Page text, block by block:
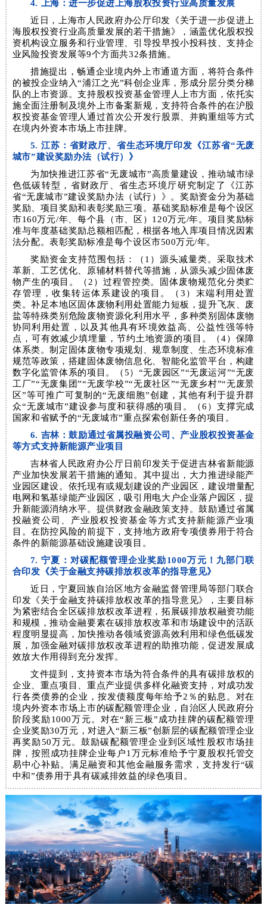
4. 上海：进一步促进上海股权投资行业高质量发展
近日，上海市人民政府办公厅印发《关于进一步促进上
海股权投资行业高质量发展的若干措施》，涵盖优化股权投
资机构设立服务和行业管理、引导投早投小投科技、支持企
业风险投资发展等9个方面共32条措施。
措施提出，畅通企业境内外上市通道方面，将符合条件
的被投企业纳入“浦江之光”科创企业库，形成分层分类分梯
队的上市资源。支持股权投资基金管理人上市方面，依托实
施全面注册制及境外上市备案新规，支持符合条件的在沪股
权投资基金管理人通过首次公开发行股票、并购重组等方式
在境内外资本市场上市挂牌。
5. 江苏：省财政厅、省生态环境厅印发《江苏省“无废
城市”建设奖励办法（试行）》
为加快推进江苏省“无废城市”高质量建设，推动城市绿
色低碳转型，省财政厅、省生态环境厅研究制定了《江苏
省“无废城市”建设奖励办法（试行）》。奖励资金分为基础
奖励、项目奖励和表彰奖励三项。基础奖励标准是每个设区
市160万元/年、每个县（市、区）120万元/年。项目奖励标
准与年度基础奖励总额相匹配，根据各地入库项目情况因素
法分配。表彰奖励标准是每个设区市500万元/年。
奖励资金支持范围包括：（1）源头减量类。采取技术
革新、工艺优化、原辅材料替代等措施，从源头减少固体废
物产生的项目。（2）过程管控类。固体废物规范化分类贮
存管理，收集转运体系建设的项目。（3）末端利用处置
类。补足本地区固体废物利用处置能力短板，提升飞灰、废
盐等特殊类别危险废物资源化利用水平，多种类别固体废物
协同利用处置，以及其他具有环境效益高、公益性强等特
点，可有效减少填埋量，节约土地资源的项目。（4）保障
体系类。制定固体废物专项规划、规章制度、生态环境标准
规范等政策，搭建固体废物信息化、智能化监管平台，构建
数字化监管体系的项目。（5）“无废园区”“无废运河”“无废
工厂”“无废集团”“无废学校”“无废社区”“无废乡村”“无废景
区”等可推广可复制的“无废细胞”创建，其他有利于提升群
众“无废城市”建设参与度和获得感的项目。（6）支撑完成
国家和省赋予的“无废城市”重点探索创新任务的项目。
6. 吉林：鼓励通过省属投融资公司、产业股权投资基金
等方式支持新能源产业项目
吉林省人民政府办公厅日前印发关于促进吉林省新能源
产业加快发展若干措施的通知。其中提出，大力推进绿能产
业园区建设。依托现有或规划建设的产业园区，建设增量配
电网和氢基绿能产业园区，吸引用电大户企业落户园区，提
升新能源消纳水平。提供财政金融政策支持。鼓励通过省属
投融资公司、产业股权投资基金等方式支持新能源产业项
目。在防控风险的前提下，支持地方政府专项债券用于符合
条件的新能源基础设施建设项目。
7. 宁夏：对碳配额管理企业奖励1000万元！九部门联
合印发《关于金融支持碳排放权改革的指导意见》
近日，宁夏回族自治区地方金融监督管理局等部门联合
印发《关于金融支持碳排放权改革的指导意见》，主要目标
为紧密结合全区碳排放权改革进程，拓展碳排放权融资功能
和规模，推动金融要素在碳排放权改革和市场建设中的活跃
程度明显提高，加快推动各领域资源高效利用和绿色低碳发
展，加强金融对碳排放权改革进程的助推功能，促进发展成
效放大作用得到充分发挥。
文件提到，支持资本市场为符合条件的具有碳排放权的
企业、重点项目、重点产业提供多样化融资支持，对成功发
行各类债券的企业，按发债额度每年给予2％的贴息。对在
境内外资本市场上市的碳配额管理企业，自治区人民政府分
阶段奖励1000万元。对在“新三板”成功挂牌的碳配额管理
企业奖励30万元，对进入“新三板”创新层的碳配额管理企业
再奖励50万元。鼓励碳配额管理企业到区域性股权市场挂
牌，按照成功挂牌企业每户1万元标准给予宁夏股权托管交
易中心补贴。满足融资和其他金融服务需求，支持发行“碳
中和”债券用于具有碳减排效益的绿色项目。